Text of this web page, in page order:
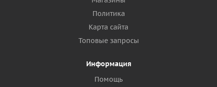
Политика
Карта сайта
Топовые запросы
Информация
Помощь